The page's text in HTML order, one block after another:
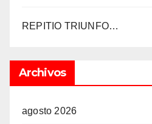
REPITIO TRIUNFO…
Archivos
agosto 2026